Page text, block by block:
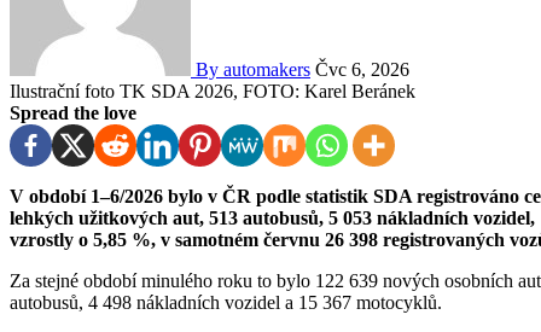
By automakers Čvc 6, 2026
Ilustrační foto TK SDA 2026, FOTO: Karel Beránek
Spread the love
V období 1–6/2026 bylo v ČR podle statistik SDA registrováno celkem 129 810 nových osobních automobilů, 10 863
lehkých užitkových aut, 513 autobusů, 5 053 nákladních
vzrostly o 5,85 %, v samotném červnu 26 398 registrovaných
Za stejné období minulého roku to bylo 122 639 nových osobních
autobusů, 4 498 nákladních vozidel a 15 367 motocyklů.